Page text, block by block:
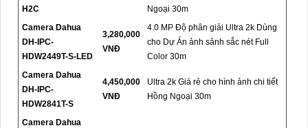
H2C
Ngoại 30m
Camera Dahua
DH-IPC-
HDW2449T-S-LED
3,280,000
VNĐ
4.0 MP Độ phân giải Ultra 2k Dùng
cho Dự Án ảnh sảnh sắc nét Full
Color 30m
Camera Dahua
DH-IPC-
HDW2841T-S
4,450,000
VNĐ
Ultra 2k Giá rẻ cho hình ảnh chi tiết
Hồng Ngoại 30m
Camera Dahua